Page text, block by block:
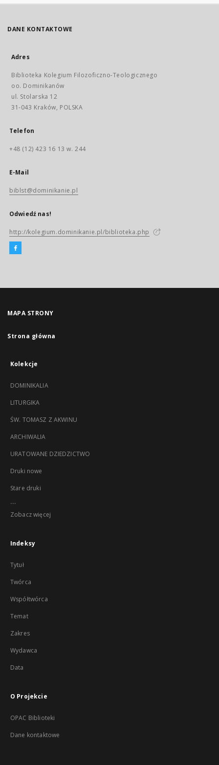
DANE KONTAKTOWE
Adres
Biblioteka Kolegium Filozoficzno-Teologicznego
oo. Dominikanów
ul. Stolarska 12
31-043 Kraków, POLSKA
Telefon
+48 (12) 423 16 13 w. 244
E-Mail
biblst@dominikanie.pl
Odwiedź nas!
http://kolegium.dominikanie.pl/biblioteka.php
MAPA STRONY
Strona główna
Kolekcje
DOMINIKALIA
LITURGIKA
ŚW. TOMASZ Z AKWINU
ARCHIWALIA
URATOWANE DZIEDZICTWO
Druki nowe
Stare druki
...
Zobacz więcej
Indeksy
Tytuł
Twórca
Współtwórca
Temat
Zakres
Wydawca
Data
O Projekcie
OPAC Biblioteki
Dane kontaktowe